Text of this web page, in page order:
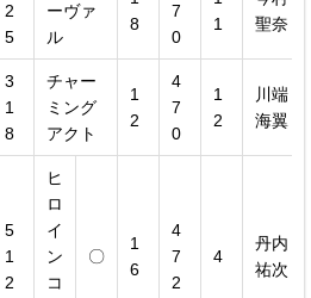
2
5
ーヴァ
ル
8
7
0
1
聖奈
3
1
8
チャー
ミング
アクト
1
2
4
7
0
1
2
川端
海翼
5
1
2
ヒ
ロ
イ
ン
コ
〇
1
6
4
7
2
4
丹内
祐次